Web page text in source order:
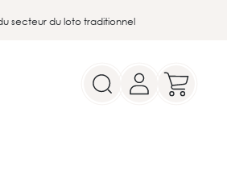
secteur du loto traditionnel